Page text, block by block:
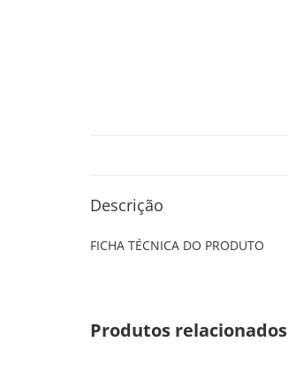
Descrição
FICHA TÉCNICA DO PRODUTO
Produtos relacionados